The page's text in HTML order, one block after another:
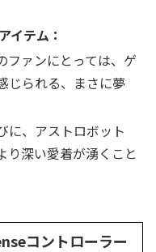
イテム：
ファンにとっては、ゲ
じられる、まさに夢
に、アストロボット
り深い愛着が湧くこと
コントローラー